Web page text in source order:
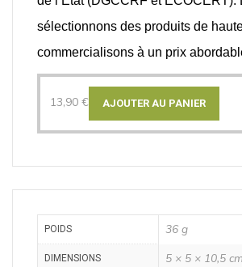
sélectionnons des produits de
commercialisons à un prix
13,90 € AJOUTER AU PANIER
POIDS 36 g
DIMENSIONS 5 × 5 × 10,5 cm